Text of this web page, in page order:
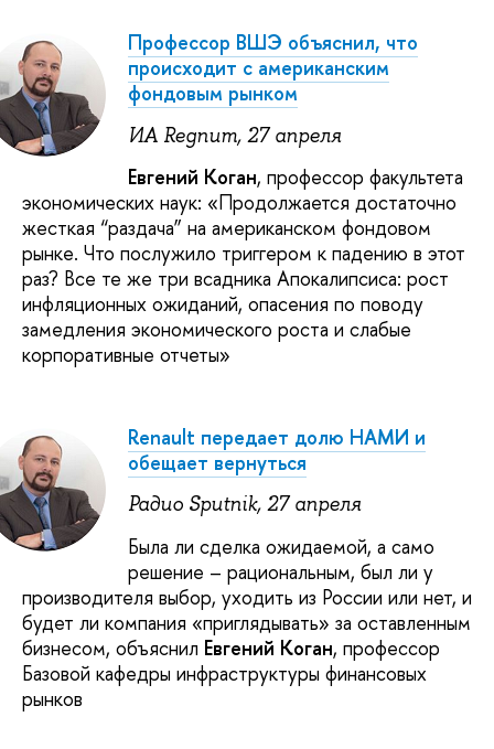
Профессор ВШЭ объяснил, что
происходит с американским
фондовым рынком
ИА Regnum, 27 апреля
Евгений Коган, профессор факультета
экономических наук: «Продолжается достаточно
жесткая “раздача” на американском фондовом
рынке. Что послужило триггером к падению в этот
раз? Все те же три всадника Апокалипсиса: рост
инфляционных ожиданий, опасения по поводу
замедления экономического роста и слабые
корпоративные отчеты»
Renault передает долю НАМИ и
обещает вернуться
Радио Sputnik, 27 апреля
Была ли сделка ожидаемой, а само
решение – рациональным, был ли у
производителя выбор, уходить из России или нет, и
будет ли компания «приглядывать» за оставленным
бизнесом, объяснил Евгений Коган, профессор
Базовой кафедры инфраструктуры финансовых
рынков